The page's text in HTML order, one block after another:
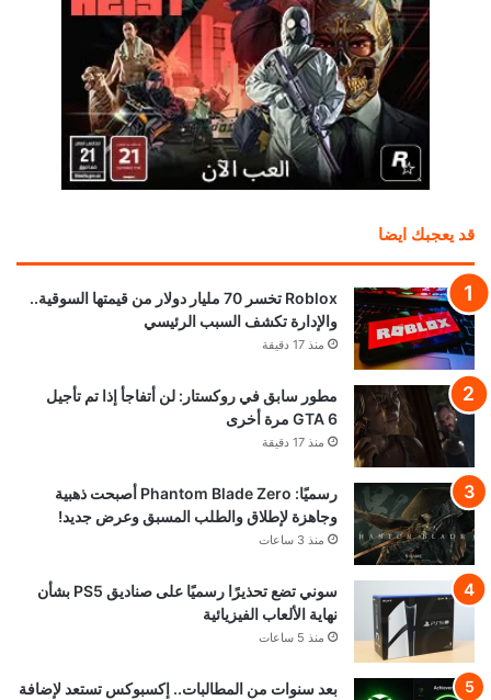
قد يعجبك ايضا
Roblox تخسر 70 مليار دولار من قيمتها السوقية..
والإدارة تكشف السبب الرئيسي
منذ 17 دقيقة
مطور سابق في روكستار: لن أتفاجأ إذا تم تأجيل
GTA 6 مرة أخرى
منذ 17 دقيقة
رسميًا: Phantom Blade Zero أصبحت ذهبية
وجاهزة لإطلاق والطلب المسبق وعرض جديد!
منذ 3 ساعات
سوني تضع تحذيرًا رسميًا على صناديق PS5 بشأن
نهاية الألعاب الفيزيائية
منذ 5 ساعات
بعد سنوات من المطالبات.. إكسبوكس تستعد لإضافة